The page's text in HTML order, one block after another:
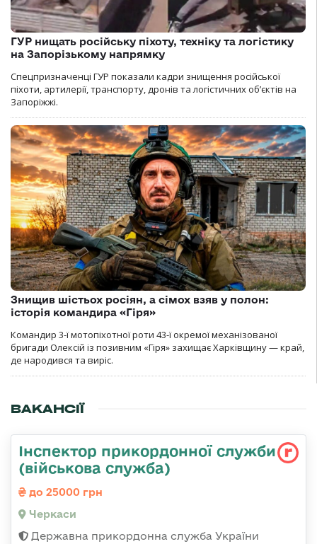
ГУР нищать російську піхоту, техніку та логістику
на Запорізькому напрямку
Спецпризначенці ГУР показали кадри знищення російської
піхоти, артилерії, транспорту, дронів та логістичних об’єктів на
Запоріжжі.
Знищив шістьох росіян, а сімох взяв у полон:
історія командира «Гіря»
Командир 3-ї мотопіхотної роти 43-ї окремої механізованої
бригади Олексій із позивним «Гіря» захищає Харківщину — край,
де народився та виріс.
ВАКАНСІЇ
Інспектор прикордонної служби
(військова служба)
до 25000 грн
Черкаси
Державна прикордонна служба України